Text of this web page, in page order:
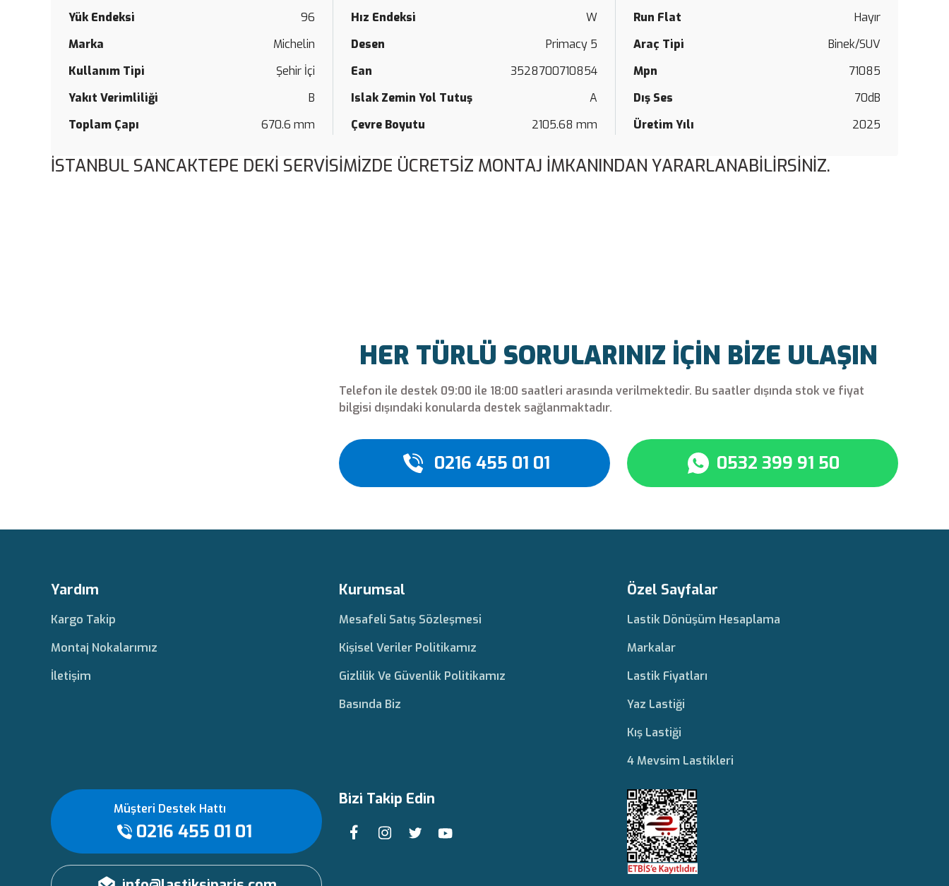
Yük Endeksi
96 Hız Endeksi W Run Flat
Hayır
Marka
Michelin Desen Primacy 5 Araç Tipi
Binek/SUV
Kullanım Tipi
Şehir İçi Ean 3528700710854 Mpn
71085
Yakıt Verimliliği
B Islak Zemin Yol Tutuş A Dış Ses
70dB
Toplam Çapı
670.6 mm Çevre Boyutu 2105.68 mm Üretim Yılı 2025
İSTANBUL SANCAKTEPE DEKİ SERVİSİMİZDE ÜCRETSİZ MONTAJ İMKANINDAN YARARLANABİLİRSİNİZ.
HER TÜRLÜ SORULARINIZ İÇİN BİZE ULAŞIN
Telefon ile destek 09:00 ile 18:00 saatleri arasında verilmektedir. Bu saatler dışında stok ve fiyat
bilgisi dışındaki konularda destek sağlanmaktadır.
0216 455 01 01 0532 399 91 50
Yardım
Kargo Takip
Montaj Nokalarımız
İletişim
Kurumsal
Mesafeli Satış Sözleşmesi
Kişisel Veriler Politikamız
Gizlilik Ve Güvenlik Politikamız
Basında Biz
Özel Sayfalar
Lastik Dönüşüm Hesaplama
Markalar
Lastik Fiyatları
Yaz Lastiği
Kış Lastiği
4 Mevsim Lastikleri
Müşteri Destek Hattı
0216 455 01 01
Bizi Takip Edin